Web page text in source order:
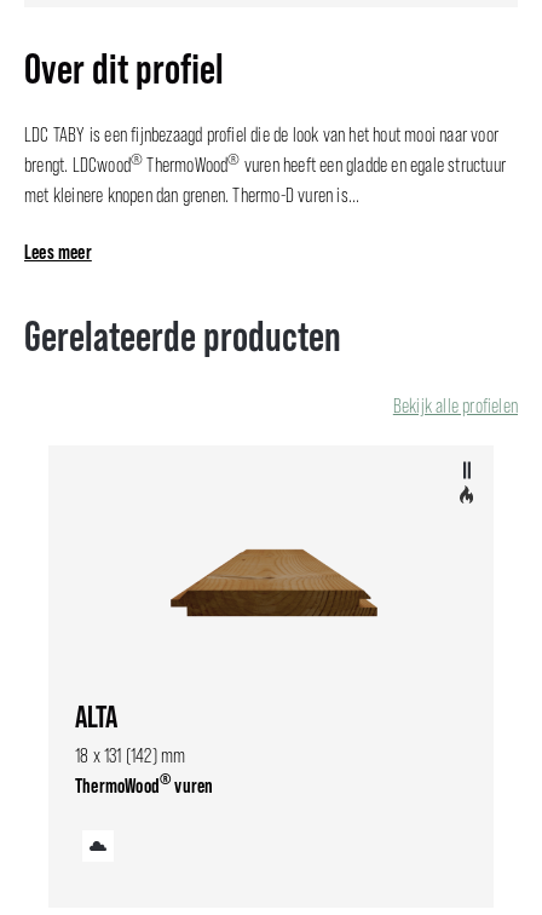
Over dit profiel
LDC TABY is een fijnbezaagd profiel die de look van het hout mooi naar voor
brengt. LDCwood® ThermoWood® vuren heeft een gladde en egale structuur
met kleinere knopen dan grenen. Thermo-D vuren is...
Lees meer
Gerelateerde producten
Bekijk alle profielen
ALTA
18 x 131 (142) mm
ThermoWood®vuren